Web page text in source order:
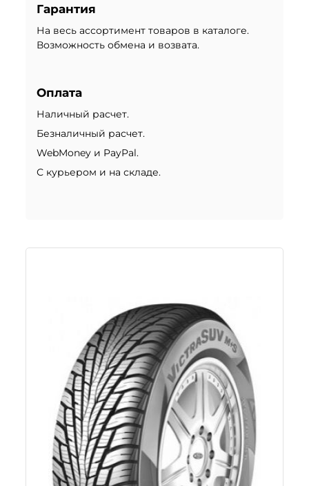
Гарантия
На весь ассортимент товаров в каталоге.
Возможность обмена и возвата.
Оплата
Наличный расчет.
Безналичный расчет.
WebMoney и PayPal.
С курьером и на складе.